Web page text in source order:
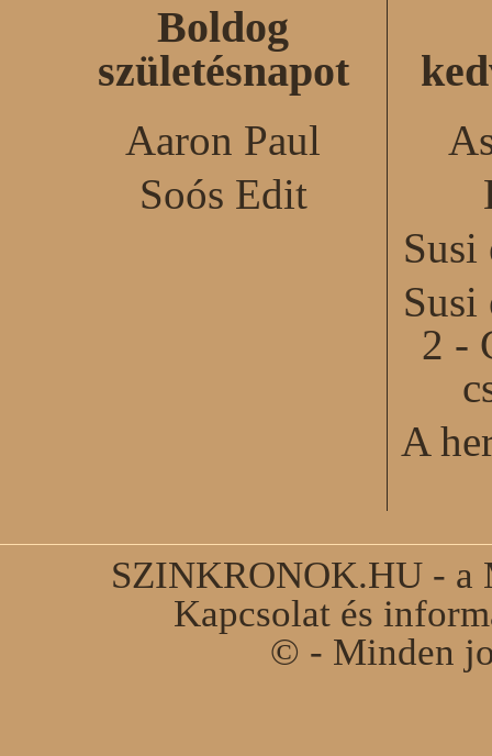
Boldog
születésnapot
Aaron Paul
Soós Edit
Susi
Susi
2 -
A
SZINKRONOK.HU - a
Kapcsolat és
© - Minden